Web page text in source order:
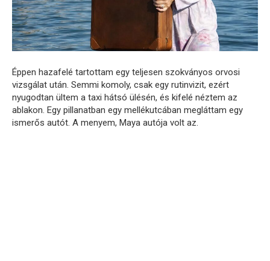
Éppen hazafelé tartottam egy teljesen szokványos orvosi
vizsgálat után. Semmi komoly, csak egy rutinvizit, ezért
nyugodtan ültem a taxi hátsó ülésén, és kifelé néztem az
ablakon. Egy pillanatban egy mellékutcában megláttam egy
ismerős autót. A menyem, Maya autója volt az.